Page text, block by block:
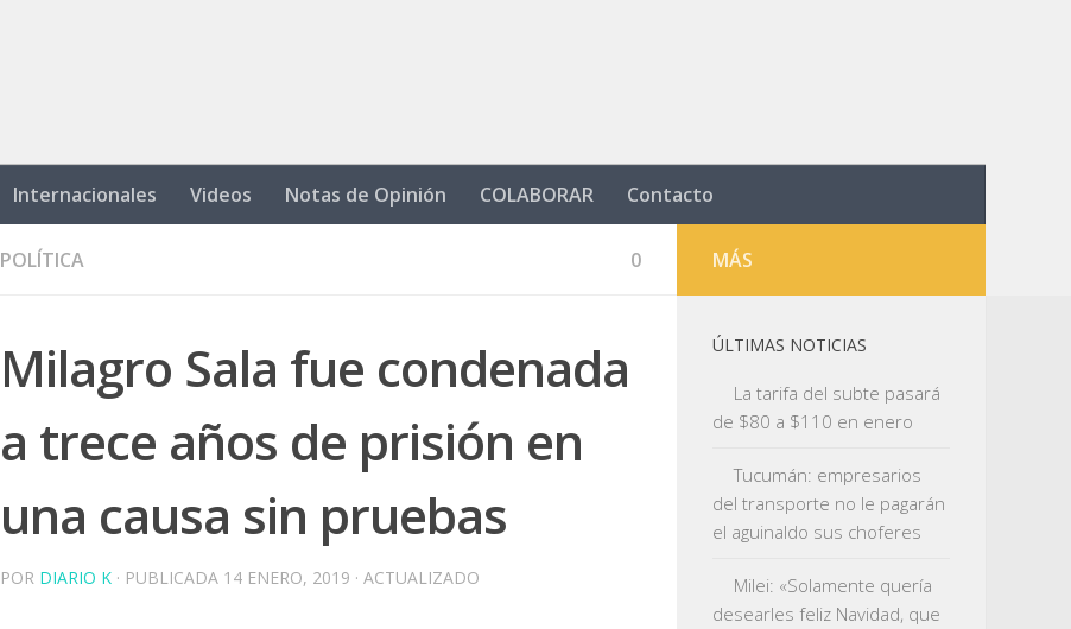
Internacionales Videos Notas de Opinión COLABORAR Contacto
POLÍTICA 0
Milagro Sala fue condenada
a trece años de prisión en
una causa sin pruebas
POR DIARIO K · PUBLICADA 14 ENERO, 2019 · ACTUALIZADO
MÁS
ÚLTIMAS NOTICIAS
La tarifa del subte pasará
de $80 a $110 en enero
Tucumán: empresarios
del transporte no le pagarán
el aguinaldo sus choferes
Milei: «Solamente quería
desearles feliz Navidad, que